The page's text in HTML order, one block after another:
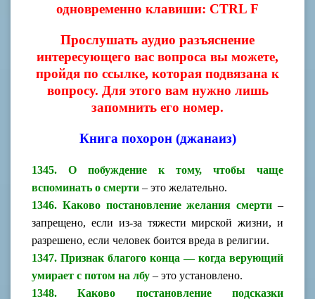
одновременно клавиши: CTRL F
Прослушать аудио разъяснение
интересующего вас вопроса вы можете,
пройдя по ссылке, которая подвязана к
вопросу. Для этого вам нужно лишь
запомнить его номер.
Книга похорон (джанаиз)
1345. О побуждение к тому, чтобы чаще
вспоминать о смерти – это желательно.
1346. Каково постановление желания смерти –
запрещено, если из-за тяжести мирской жизни, и
разрешено, если человек боится вреда в религии.
1347. Признак благого конца — когда верующий
умирает с потом на лбу – это установлено.
1348. Каково постановление подсказки